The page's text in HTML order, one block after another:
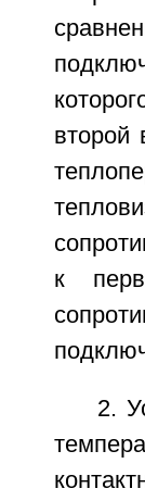
второй
к
2.